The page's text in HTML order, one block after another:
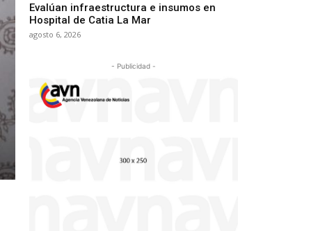
Evalúan infraestructura e insumos en
Hospital de Catia La Mar
agosto 6, 2026
- Publicidad -